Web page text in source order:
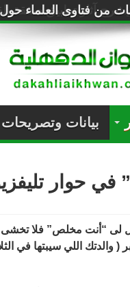
من فتاوى العلماء حول
بيانات وتصريحات
في حوار
لى “أنت مخلص” فلا
والدتك اللي سيبتها في